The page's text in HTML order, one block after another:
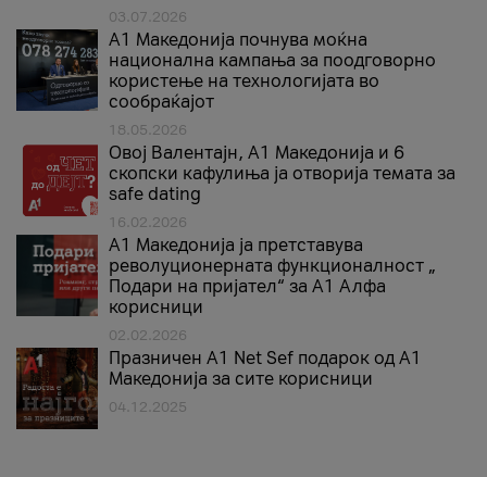
03.07.2026
A1 Македонија почнува моќна
национална кампања за поодговорно
користење на технологијата во
сообраќајот
18.05.2026
Овој Валентајн, A1 Македонија и 6
скопски кафулиња ја отворија темата за
safe dating
16.02.2026
А1 Македонија ја претставува
револуционерната функционалност „
Подари на пријател“ за А1 Алфа
корисници
02.02.2026
Празничен A1 Net Sеf подарок од А1
Македонија за сите корисници
04.12.2025